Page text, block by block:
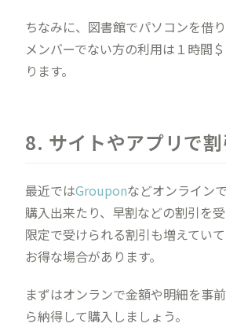
ちなみに、図書館でパソコンを借り
メンバーでない方の利用は１時間
ります。
8. サイトやアプリで
最近ではGrouponなどオンライン
購入出来たり、早割などの割引を
限定で受けられる割引も増えてい
お得な場合があります。
まずはオンランで金額や明細を事
ら納得して購入しましょう。